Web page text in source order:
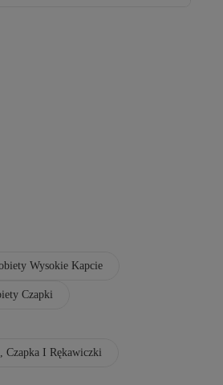
Wysokie Kapcie
Czapki
Czapka I Rękawiczki